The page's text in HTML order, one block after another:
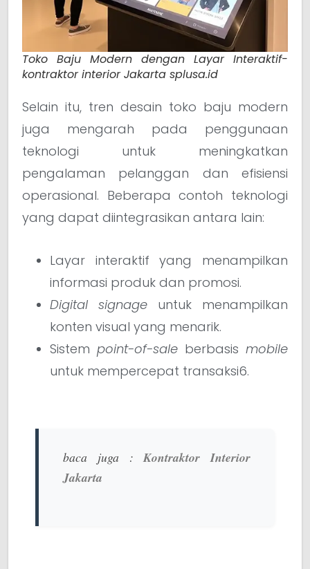
Toko Baju Modern dengan Layar Interaktif-
kontraktor interior Jakarta splusa.id
Selain itu, tren desain toko baju modern
juga mengarah pada penggunaan
teknologi untuk meningkatkan
pengalaman pelanggan dan efisiensi
operasional. Beberapa contoh teknologi
yang dapat diintegrasikan antara lain:
Layar interaktif yang menampilkan
informasi produk dan promosi.
Digital signage untuk menampilkan
konten visual yang menarik.
Sistem point-of-sale berbasis mobile
untuk mempercepat transaksi6.
baca juga : Kontraktor Interior
Jakarta